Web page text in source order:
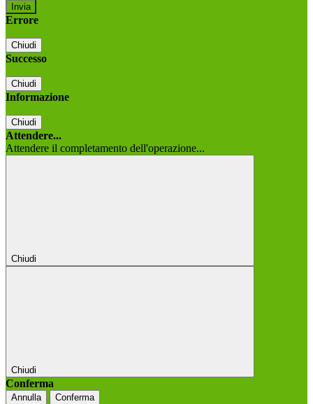
Errore
Chiudi
Successo
Chiudi
Informazione
Chiudi
Attendere...
Attendere il completamento dell'operazione...
Chiudi
Chiudi
Conferma
Annulla Conferma